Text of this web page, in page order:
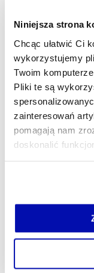
Niniejsza strona
Chcąc ułatwić Ci
wykorzystujemy
Twoim
Pliki te są
zainteresowań
pomagają nam
doskonalić
Jeżeli nie
możesz łatwo
własnej